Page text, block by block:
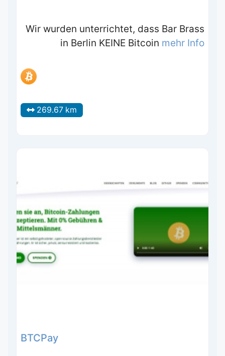
Wir wurden unterrichtet, dass Bar Brass
in Berlin KEINE Bitcoin mehr Info
269.67 km
BTCPay